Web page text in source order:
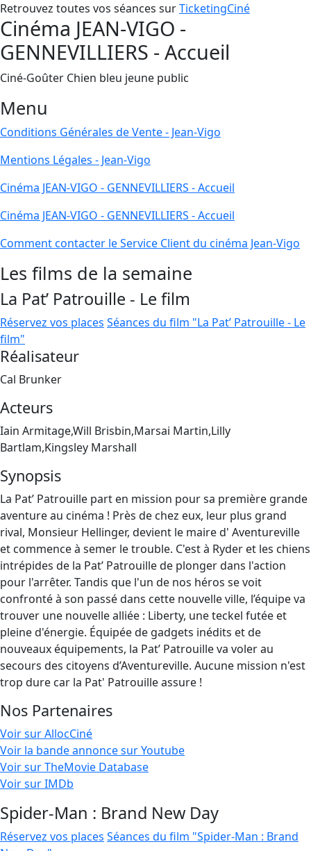
Retrouvez toutes vos séances surTicketingCiné
Cinéma JEAN-VIGO -
GENNEVILLIERS - Accueil
Ciné-Goûter Chien bleu jeune public
Menu
Conditions Générales de Vente - Jean-Vigo
Mentions Légales - Jean-Vigo
Cinéma JEAN-VIGO - GENNEVILLIERS - Accueil
Cinéma JEAN-VIGO - GENNEVILLIERS - Accueil
Comment contacter le Service Client du cinéma Jean-Vigo
Les films de la semaine
La Pat’ Patrouille - Le film
Réservez vos places Séances du film "La Pat’ Patrouille - Le
film"
Réalisateur
Cal Brunker
Acteurs
Iain Armitage,Will Brisbin,Marsai Martin,Lilly
Bartlam,Kingsley Marshall
Synopsis
La Pat’ Patrouille part en mission pour sa première grande
aventure au cinéma ! Près de chez eux, leur plus grand
rival, Monsieur Hellinger, devient le maire d' Aventureville
et commence à semer le trouble. C'est à Ryder et les chiens
intrépides de la Pat’ Patrouille de plonger dans l'action
pour l'arrêter. Tandis que l'un de nos héros se voit
confronté à son passé dans cette nouvelle ville, l’équipe va
trouver une nouvelle alliée : Liberty, une teckel futée et
pleine d'énergie. Équipée de gadgets inédits et de
nouveaux équipements, la Pat’ Patrouille va voler au
secours des citoyens d’Aventureville. Aucune mission n'est
trop dure car la Pat' Patrouille assure !
Nos Partenaires
Voir sur AllocCiné
Voir la bande annonce sur Youtube
Voir sur TheMovie Database
Voir sur IMDb
Spider-Man : Brand New Day
Réservez vos places Séances du film "Spider-Man : Brand